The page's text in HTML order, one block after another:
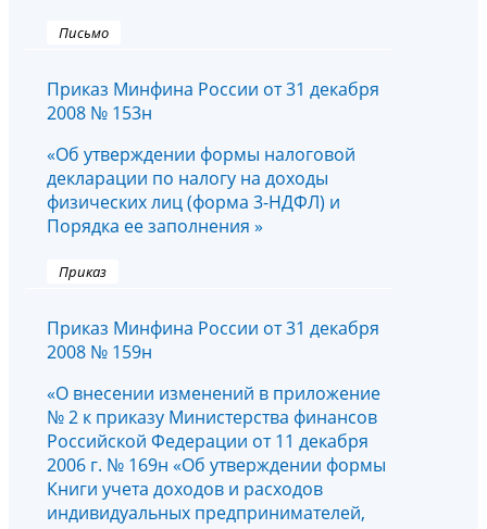
Письмо
Приказ Минфина России от 31 декабря
2008 № 153н
«Об утверждении формы налоговой
декларации по налогу на доходы
физических лиц (форма 3-НДФЛ) и
Порядка ее заполнения »
Приказ
Приказ Минфина России от 31 декабря
2008 № 159н
«О внесении изменений в приложение
№ 2 к приказу Министерства финансов
Российской Федерации от 11 декабря
2006 г. № 169н «Об утверждении формы
Книги учета доходов и расходов
индивидуальных предпринимателей,